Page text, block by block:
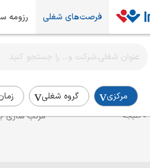
فرصت‌های شغلی رزومه
مرکزی گروه شغلی
اطلاع‌رسانی شغلی را برای این جستجو
استخدام دستیار منابع انسانی در مرکزی
0 نتیجه مرتب سازی